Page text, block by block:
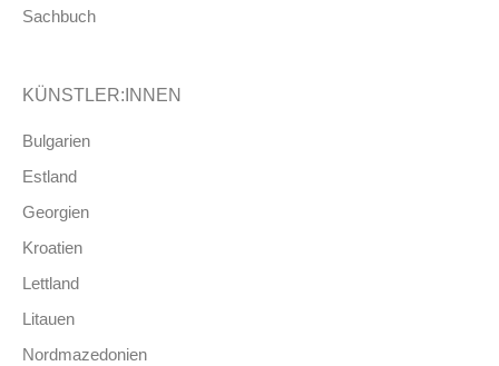
Sachbuch
KÜNSTLER:INNEN
Bulgarien
Estland
Georgien
Kroatien
Lettland
Litauen
Nordmazedonien